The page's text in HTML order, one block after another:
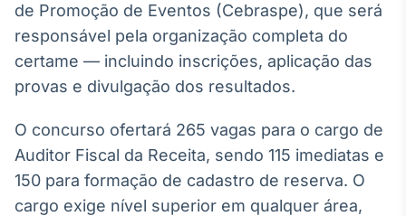
Gestão de
Investimentos
Em breve
Tokenização
de ativos
Em breve
de Promoção de Eventos (Cebraspe), que será
responsável pela organização completa do
certame — incluindo inscrições, aplicação das
provas e divulgação dos resultados.
O concurso ofertará 265 vagas para o cargo de
Auditor Fiscal da Receita, sendo 115 imediatas e
150 para formação de cadastro de reserva. O
cargo exige nível superior em qualquer área,